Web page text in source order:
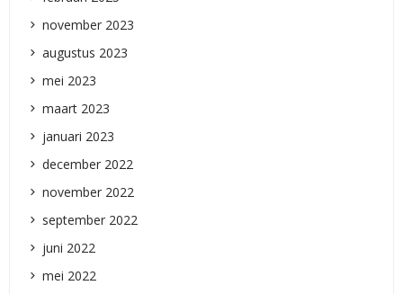
november 2023
augustus 2023
mei 2023
maart 2023
januari 2023
december 2022
november 2022
september 2022
juni 2022
mei 2022